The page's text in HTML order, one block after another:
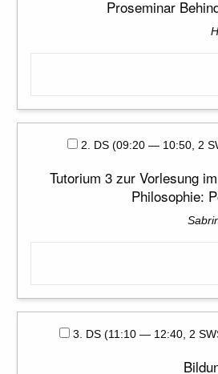
Proseminar
2. DS (09:20 — 10:50, 2
Tutorium 3 zur Vorlesung
Philosophie:
3. DS (11:10 — 12:40, 2